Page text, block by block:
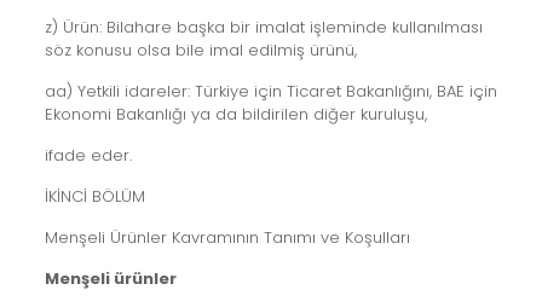
z) Ürün: Bilahare başka bir imalat işleminde kullanılması
söz konusu olsa bile imal edilmiş ürünü,
aa) Yetkili idareler: Türkiye için Ticaret Bakanlığını, BAE için
Ekonomi Bakanlığı ya da bildirilen diğer kuruluşu,
ifade eder.
İKİNCİ BÖLÜM
Menşeli Ürünler Kavramının Tanımı ve Koşulları
Menşeli ürünler